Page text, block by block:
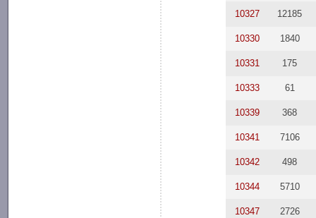
10327 12185
10330 1840
10331 175
10333 61
10339 368
10341 7106
10342 498
10344 5710
10347 2726